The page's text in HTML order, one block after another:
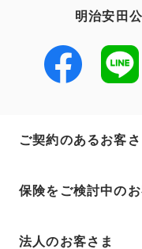
明治安田
ご契約のあるお客さ
保険をご検討中のお
法人のお客さま